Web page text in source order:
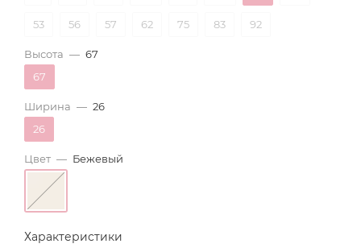
53 56 57 62 75 83 92
Высота — 67
67
Ширина — 26
26
Цвет — Бежевый
Характеристики